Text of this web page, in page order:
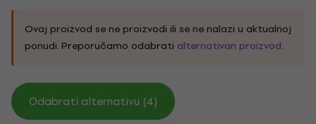
Ovaj proizvod se ne proizvodi ili se ne nalazi u aktualnoj
ponudi. Preporučamo odabrati alternativan proizvod.
Odabrati alternativu (4)